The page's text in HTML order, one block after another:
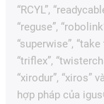
“RCYL”,
“reguse”,
“superwise”,
“triflex”,
“xirodur”, “xiros”
hợp pháp của